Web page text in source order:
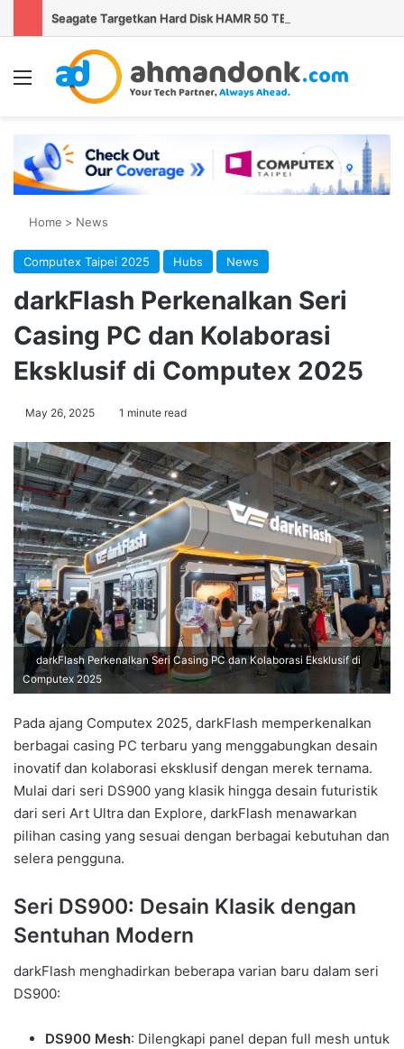
Menu
Home > News
Computex Taipei 2025 Hubs News
darkFlash Perkenalkan Seri
Casing PC dan Kolaborasi
Eksklusif di Computex 2025
May 26, 2025 1 minute read
darkFlash Perkenalkan Seri Casing PC dan Kolaborasi Eksklusif di
Computex 2025
Pada ajang Computex 2025, darkFlash memperkenalkan
berbagai casing PC terbaru yang menggabungkan desain
inovatif dan kolaborasi eksklusif dengan merek ternama.
Mulai dari seri DS900 yang klasik hingga desain futuristik
dari seri Art Ultra dan Explore, darkFlash menawarkan
pilihan casing yang sesuai dengan berbagai kebutuhan dan
selera pengguna.
Seri DS900: Desain Klasik dengan
Sentuhan Modern
darkFlash menghadirkan beberapa varian baru dalam seri
DS900:
DS900 Mesh: Dilengkapi panel depan full mesh untuk